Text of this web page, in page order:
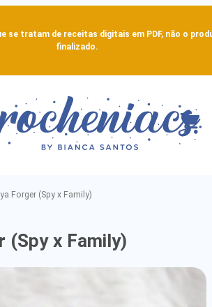
se tratam de receitas digitais em PDF, não o
finalizado.
Forger (Spy x Family)
Forger
(Spy x Family)